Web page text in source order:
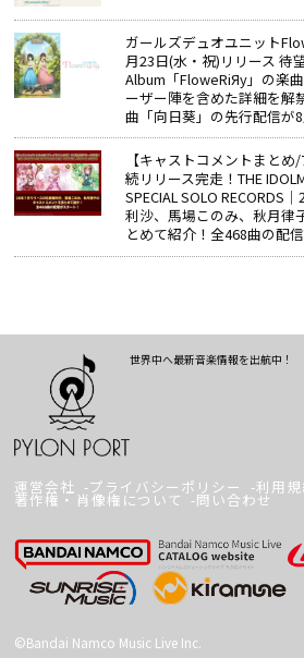
ガールズデュオユニット
月23日(水・祝)リリース 待
Album「FloweRiЯy」の楽
ーザー陣を含めた詳細を解
曲「向日葵」の先行配信が
【キャストコメントまと
続リリース完走！THE
SPECIAL SOLO
利沙、馬場このみ、秋月律
とめて紹介！全468曲の配
世界中へ最新音楽情報を出航中！
運営会社 プライバシーポリシー 利用規
著作権・肖像権について 問い合わせ
©Bandai Namco Music Live Inc.